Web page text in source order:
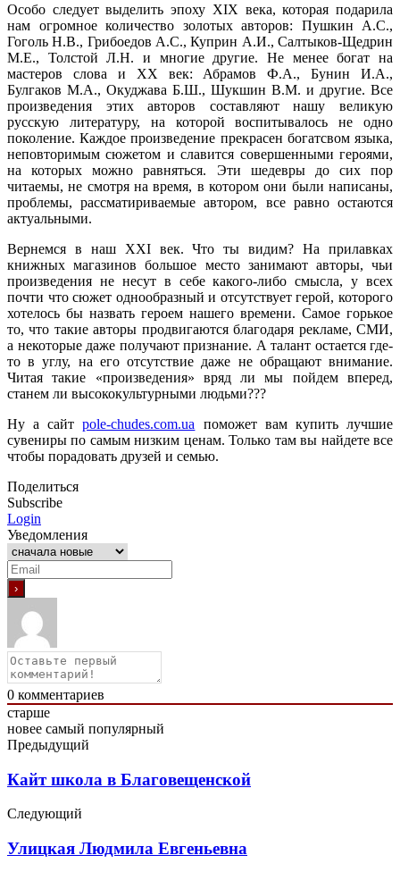
Особо следует выделить эпоху XIX века, которая подарила
нам огромное количество золотых авторов: Пушкин А.С.,
Гоголь Н.В., Грибоедов А.С., Куприн А.И., Салтыков-Щедрин
М.Е., Толстой Л.Н. и многие другие. Не менее богат на
мастеров слова и ХХ век: Абрамов Ф.А., Бунин И.А.,
Булгаков М.А., Окуджава Б.Ш., Шукшин В.М. и другие. Все
произведения этих авторов составляют нашу великую
русскую литературу, на которой воспитывалось не одно
поколение. Каждое произведение прекрасен богатсвом языка,
неповторимым сюжетом и славится совершенными героями,
на которых можно равняться. Эти шедевры до сих пор
читаемы, не смотря на время, в котором они были написаны,
проблемы, рассматириваемые автором, все равно остаются
актуальными.
Вернемся в наш XXI век. Что ты видим? На прилавках
книжных магазинов большое место занимают авторы, чьи
произведения не несут в себе какого-либо смысла, у всех
почти что сюжет однообразный и отсутствует герой, которого
хотелось бы назвать героем нашего времени. Самое горькое
то, что такие авторы продвигаются благодаря рекламе, СМИ,
а некоторые даже получают признание. А талант остается где-
то в углу, на его отсутствие даже не обращают внимание.
Читая такие «произведения» вряд ли мы пойдем вперед,
станем ли высококультурными людьми???
Ну а сайтpole-chudes.com.ua поможет вам купить лучшие
сувениры по самым низким ценам. Только там вы найдете все
чтобы порадовать друзей и семью.
Поделиться
Subscribe
Login
Уведомления
0 комментариев
старше
новее самый популярный
Предыдущий
Кайт школа в Благовещенской
Следующий
Улицкая Людмила Евгеньевна